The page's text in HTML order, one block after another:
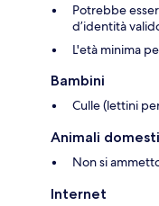
Potrebbe
d’identità
L'età minima
Bambini
Culle (lettini
Animali
Non si
Internet